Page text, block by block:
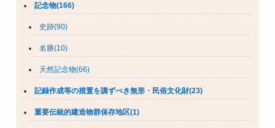
記念物(166)
史跡(90)
名勝(10)
天然記念物(66)
記録作成等の措置を講ずべき無形・民俗文化財(23)
重要伝統的建造物群保存地区(1)